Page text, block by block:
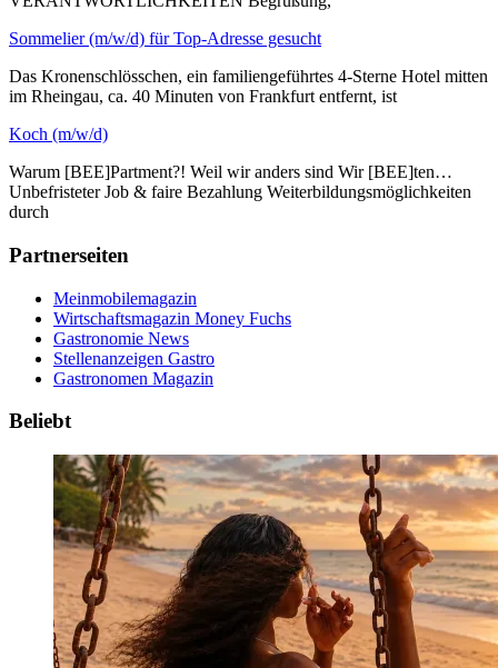
Sommelier (m/w/d) für Top-Adresse gesucht
Das Kronenschlösschen, ein familiengeführtes 4-Sterne Hotel mitten
im Rheingau, ca. 40 Minuten von Frankfurt entfernt, ist
Koch (m/w/d)
Warum [BEE]Partment?! Weil wir anders sind Wir [BEE]ten…
Unbefristeter Job & faire Bezahlung Weiterbildungsmöglichkeiten
durch
Partnerseiten
Meinmobilemagazin
Wirtschaftsmagazin Money Fuchs
Gastronomie News
Stellenanzeigen Gastro
Gastronomen Magazin
Beliebt